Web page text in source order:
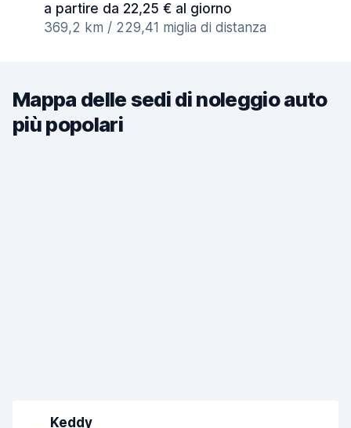
a partire da 22,25 € al giorno
369,2 km / 229,41 miglia di distanza
Mappa delle sedi di noleggio auto
più popolari
Keddy